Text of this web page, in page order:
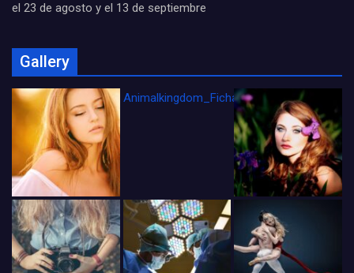
el 23 de agosto y el 13 de septiembre
Gallery
Animalkingdom_FichaCine